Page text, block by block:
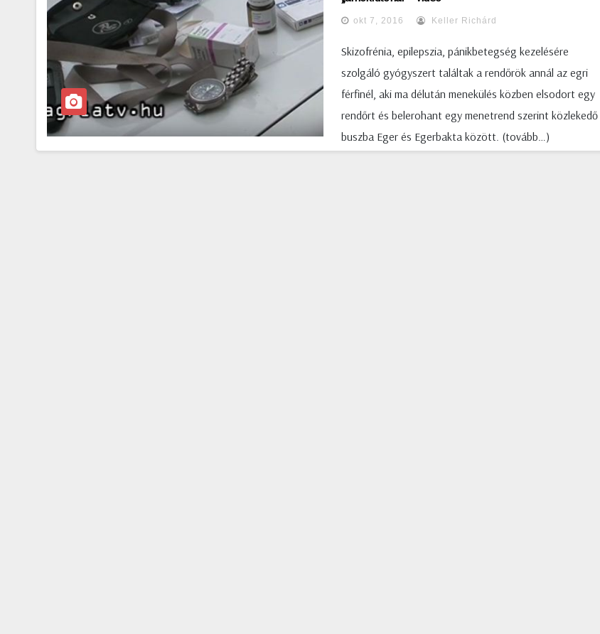
Hozzátette: számukra fontos, hogy az állatkínzást ne
önálló bűncselekményként nézzék, ugyanis nagyon
sokszor garázdasággal párosul. Index
okt 7, 2016 Keller Richárd
Skizofrénia, epilepszia, pánikbetegség kezelésére
szolgáló gyógyszert találtak a rendőrök annál az egri
férfinél, aki ma délután menekülés közben elsodort egy
rendőrt és belerohant egy menetrend szerint közlekedő
buszba Eger és Egerbakta között. (tovább…)